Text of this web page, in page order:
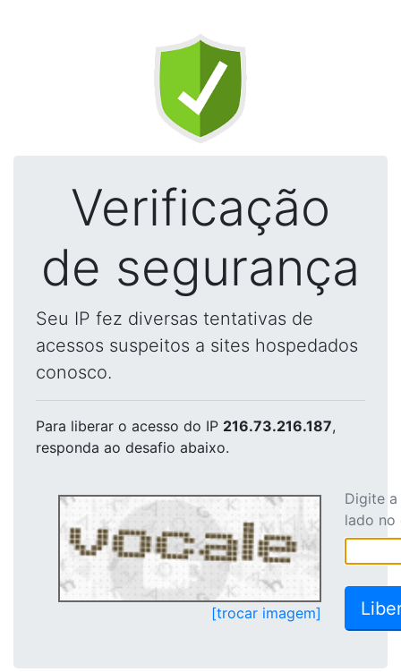
Verificação
de segurança
Seu IP fez diversas tentativas de
acessos suspeitos a sites hospedados
conosco.
Para liberar o acesso do IP 216.73.216.187,
responda ao desafio abaixo.
[trocar imagem]
Digite
lado no